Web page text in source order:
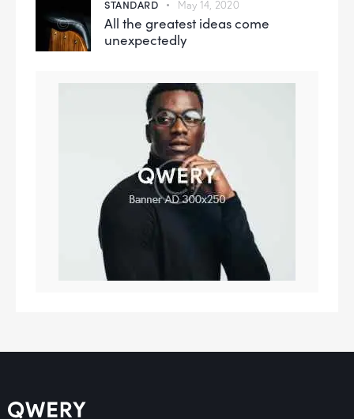
STANDARD May 14, 2020
All the greatest ideas come
unexpectedly